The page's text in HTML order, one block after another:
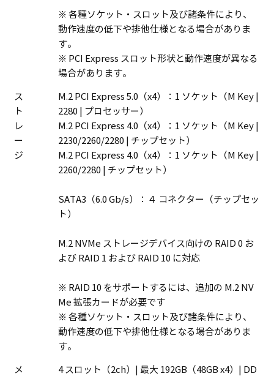
※ 各種ソケット・スロット及び諸条件により、
動作速度の低下や排他仕様となる場合がありま
す。
※ PCI Express スロット形状と動作速度が異なる
場合があります。
ス
ト
レ
ー
ジ
M.2 PCI Express 5.0（x4）：1 ソケット（M Key |
2280 | プロセッサー）
M.2 PCI Express 4.0（x4）：1 ソケット（M Key |
2230/2260/2280 | チップセット）
M.2 PCI Express 4.0（x4）：1 ソケット（M Key |
2260/2280 | チップセット）
SATA3（6.0 Gb/s）：４ コネクター（チップセッ
ト）
M.2 NVMe ストレージデバイス向けの RAID 0 お
よび RAID 1 および RAID 10 に対応
※ RAID 10 をサポートするには、追加の M.2 NV
Me 拡張カードが必要です
※ 各種ソケット・スロット及び諸条件により、
動作速度の低下や排他仕様となる場合がありま
す。
メ
4 スロット（2ch）| 最大 192GB（48GB x4）| DD